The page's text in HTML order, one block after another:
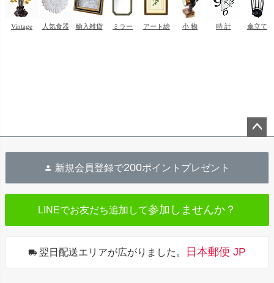
新規会員登録で200ポイントプレゼント
LINEでお友だち追加して参加しませんか？
翌日配送エリアが広がりました。 日本郵便 JP